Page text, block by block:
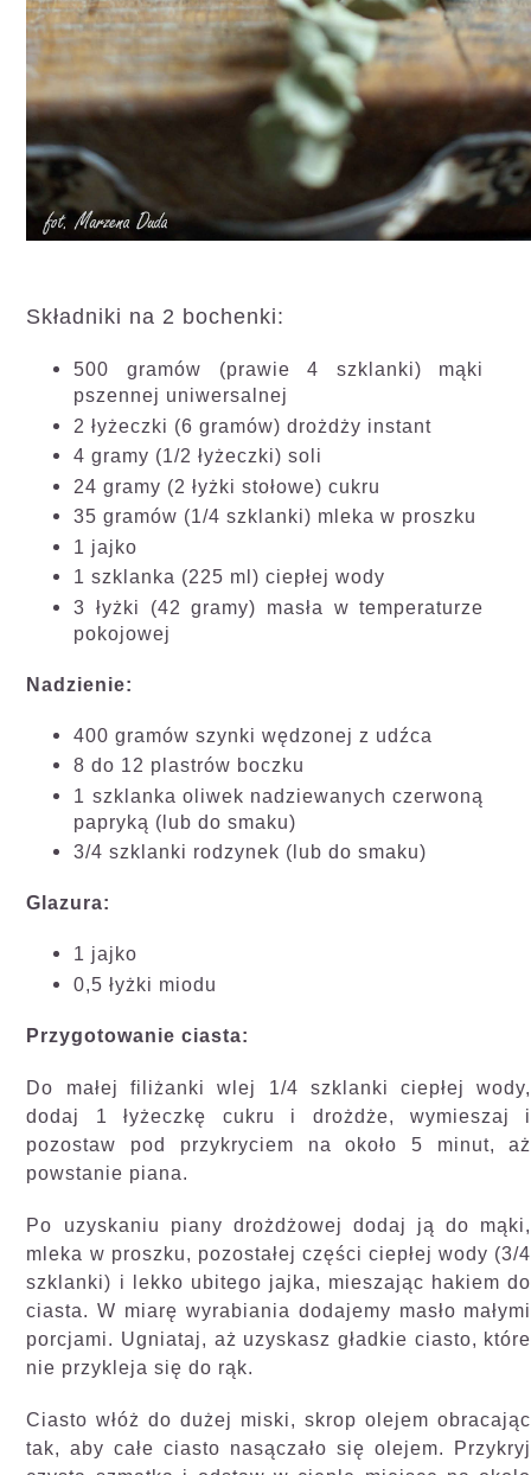
Składniki na 2 bochenki:
500 gramów (prawie 4 szklanki) mąki
pszennej uniwersalnej
2 łyżeczki (6 gramów) drożdży instant
4 gramy (1/2 łyżeczki) soli
24 gramy (2 łyżki stołowe) cukru
35 gramów (1/4 szklanki) mleka w proszku
1 jajko
1 szklanka (225 ml) ciepłej wody
3 łyżki (42 gramy) masła w temperaturze
pokojowej
Nadzienie:
400 gramów szynki wędzonej z udźca
8 do 12 plastrów boczku
1 szklanka oliwek nadziewanych czerwoną
papryką (lub do smaku)
3/4 szklanki rodzynek (lub do smaku)
Glazura:
1 jajko
0,5 łyżki miodu
Przygotowanie ciasta:
Do małej filiżanki wlej 1/4 szklanki ciepłej wody,
dodaj 1 łyżeczkę cukru i drożdże, wymieszaj i
pozostaw pod przykryciem na około 5 minut, aż
powstanie piana.
Po uzyskaniu piany drożdżowej dodaj ją do mąki,
mleka w proszku, pozostałej części ciepłej wody (3/4
szklanki) i lekko ubitego jajka, mieszając hakiem do
ciasta. W miarę wyrabiania dodajemy masło małymi
porcjami. Ugniataj, aż uzyskasz gładkie ciasto, które
nie przykleja się do rąk.
Ciasto włóż do dużej miski, skrop olejem obracając
tak, aby całe ciasto nasączało się olejem. Przykryj